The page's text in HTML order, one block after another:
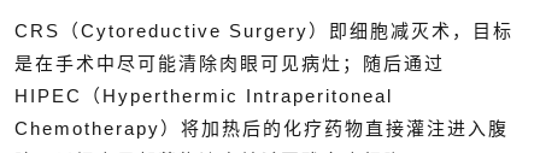
CRS（Cytoreductive Surgery）即细胞减灭术，目标
是在手术中尽可能清除肉眼可见病灶；随后通过
HIPEC（Hyperthermic Intraperitoneal
Chemotherapy）将加热后的化疗药物直接灌注进入腹